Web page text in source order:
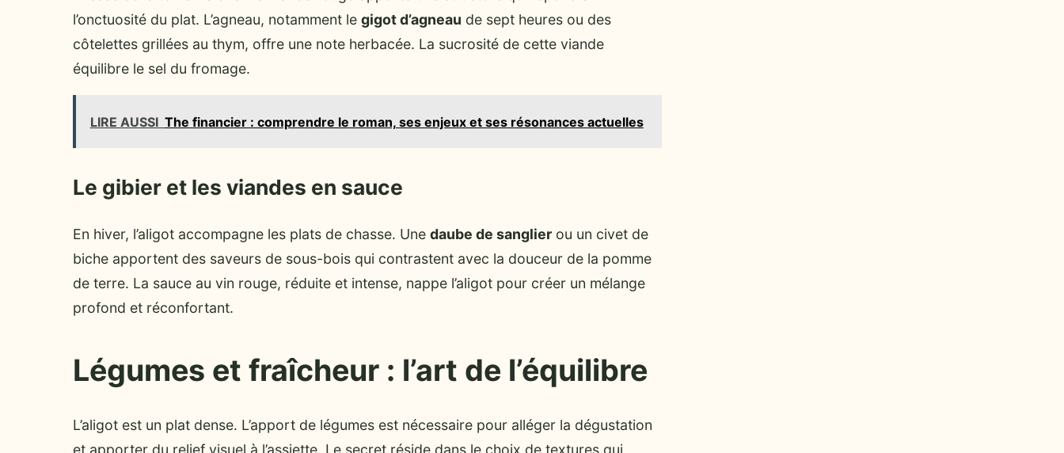
l’onctuosité du plat. L’agneau, notamment le gigot d’agneau de sept heures ou des
côtelettes grillées au thym, offre une note herbacée. La sucrosité de cette viande
équilibre le sel du fromage.
LIRE AUSSI The financier : comprendre le roman, ses enjeux et ses résonances actuelles
Le gibier et les viandes en sauce
En hiver, l’aligot accompagne les plats de chasse. Une daube de sanglier ou un civet de
biche apportent des saveurs de sous-bois qui contrastent avec la douceur de la pomme
de terre. La sauce au vin rouge, réduite et intense, nappe l’aligot pour créer un mélange
profond et réconfortant.
Légumes et fraîcheur : l’art de l’équilibre
L’aligot est un plat dense. L’apport de légumes est nécessaire pour alléger la dégustation